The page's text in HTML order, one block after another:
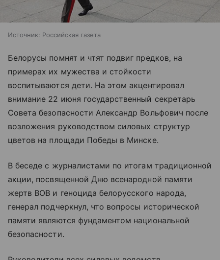
Источник: Российская газета
Белорусы помнят и чтят подвиг предков, на
примерах их мужества и стойкости
воспитываются дети. На этом акцентировал
внимание 22 июня государственный секретарь
Совета безопасности Александр Вольфович после
возложения руководством силовых структур
цветов на площади Победы в Минске.
В беседе с журналистами по итогам традиционной
акции, посвященной Дню всенародной памяти
жертв ВОВ и геноцида белорусского народа,
генерал подчеркнул, что вопросы исторической
памяти являются фундаментом национальной
безопасности.